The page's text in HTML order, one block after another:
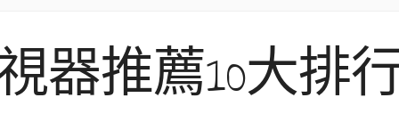
器推薦10大排